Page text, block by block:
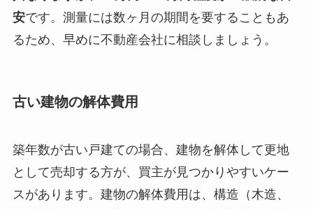
安です。測量には数ヶ月の期間を要することもあ
るため、早めに不動産会社に相談しましょう。
古い建物の解体費用
築年数が古い戸建ての場合、建物を解体して更地
として売却する方が、買主が見つかりやすいケー
スがあります。建物の解体費用は、構造（木造、